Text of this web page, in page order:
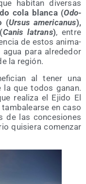
habi­tan diver­sas
cola blan­ca (Odo­
(Ursus ame­ri­ca­nus),
Canis latrans), entre
de estos ani­ma­
para alre­de­dor
la región.
al tener una
la que todos ganan.
rea­li­za el Eji­do El
en caso
de las con­ce­sio­nes
qui­sie­ra comen­zar